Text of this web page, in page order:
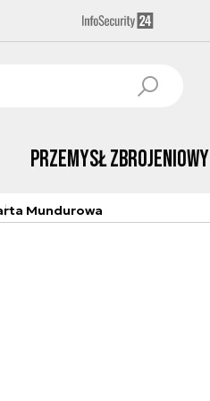
Przemysł Zbrojeniowy
Mundurowa